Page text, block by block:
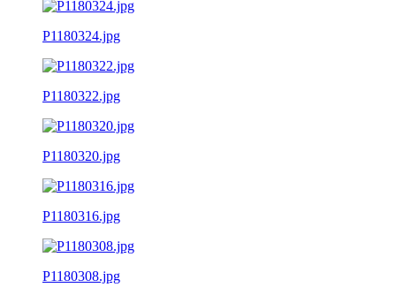
P1180324.jpg
P1180322.jpg
P1180320.jpg
P1180316.jpg
P1180308.jpg